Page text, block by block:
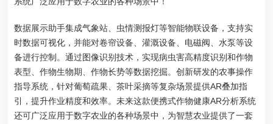
数据展示助手集成气象站、虫情测报灯等智能物联设备，支持实
时数据可视化，并能对卷帘设备、灌溉设备、电磁阀、水泵等设
备进行控制。通过图像识别技术，实现病虫害高精度识别和作物
表型、作物生物期、作物长势等数据挖掘。创新研发的农事操作
指导系统，针对葡萄疏果、茶叶采摘等复杂场景提供AR叠加指
引，提升作业精度和效率。未来这款便携式作物健康AR分析系统
还可广泛应用于数字农业的各种场景中，为智慧农业提供了一套